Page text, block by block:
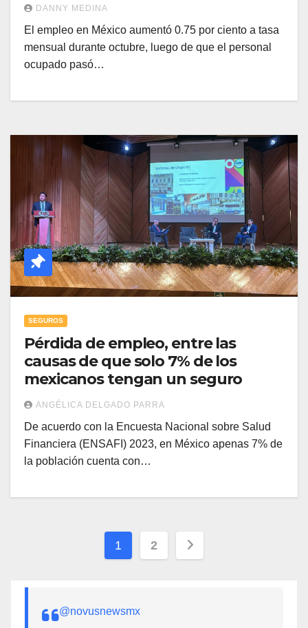
DANNY MEDINA
El empleo en México aumentó 0.75 por ciento a tasa
mensual durante octubre, luego de que el personal
ocupado pasó…
SEGUROS
Pérdida de empleo, entre las
causas de que solo 7% de los
mexicanos tengan un seguro
ANGÉLICA DELGADO PARRA
De acuerdo con la Encuesta Nacional sobre Salud
Financiera (ENSAFI) 2023, en México apenas 7% de
la población cuenta con…
Paginación
entradas
1 2
@novusnewsmx